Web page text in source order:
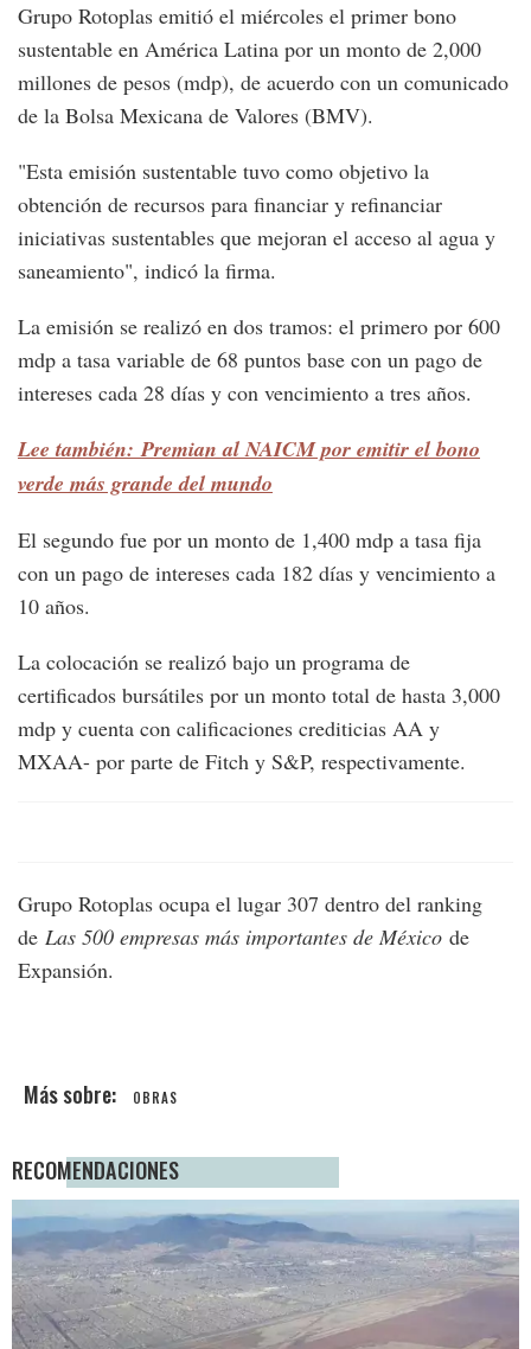
Grupo Rotoplas emitió el miércoles el primer bono
sustentable en América Latina por un monto de 2,000
millones de pesos (mdp), de acuerdo con un comunicado
de la Bolsa Mexicana de Valores (BMV).
"Esta emisión sustentable tuvo como objetivo la
obtención de recursos para financiar y refinanciar
iniciativas sustentables que mejoran el acceso al agua y
saneamiento", indicó la firma.
La emisión se realizó en dos tramos: el primero por 600
mdp a tasa variable de 68 puntos base con un pago de
intereses cada 28 días y con vencimiento a tres años.
Lee también: Premian al NAICM por emitir el bono
verde más grande del mundo
El segundo fue por un monto de 1,400 mdp a tasa fija
con un pago de intereses cada 182 días y vencimiento a
10 años.
La colocación se realizó bajo un programa de
certificados bursátiles por un monto total de hasta 3,000
mdp y cuenta con calificaciones crediticias AA y
MXAA- por parte de Fitch y S&P, respectivamente.
Grupo Rotoplas ocupa el lugar 307 dentro del ranking
de Las 500 empresas más importantes de México de
Expansión.
OBRAS
RECOMENDACIONES